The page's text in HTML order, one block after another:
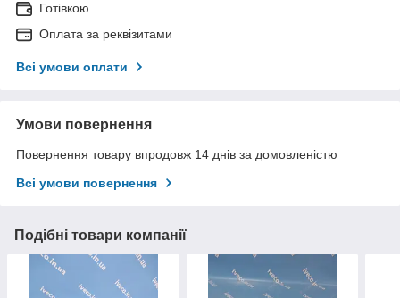
Готівкою
Оплата за реквізитами
Всі умови оплати
Умови повернення
Повернення товару впродовж 14 днів за домовленістю
Всі умови повернення
Подібні товари компанії